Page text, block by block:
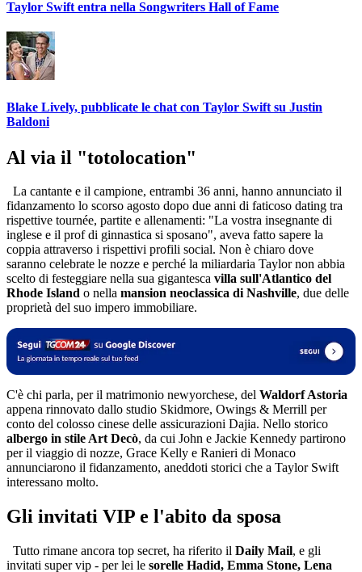
Taylor Swift entra nella Songwriters Hall of Fame
Blake Lively, pubblicate le chat con Taylor Swift su Justin
Baldoni
Al via il "totolocation"
La cantante e il campione, entrambi 36 anni, hanno annunciato il
fidanzamento lo scorso agosto dopo due anni di faticoso dating tra
rispettive tournée, partite e allenamenti: "La vostra insegnante di
inglese e il prof di ginnastica si sposano", aveva fatto sapere la
coppia attraverso i rispettivi profili social. Non è chiaro dove
saranno celebrate le nozze e perché la miliardaria Taylor non abbia
scelto di festeggiare nella sua gigantesca villa sull'Atlantico del
Rhode Island o nella mansion neoclassica di Nashville, due delle
proprietà del suo impero immobiliare.
C'è chi parla, per il matrimonio newyorchese, del Waldorf Astoria
appena rinnovato dallo studio Skidmore, Owings & Merrill per
conto del colosso cinese delle assicurazioni Dajia. Nello storico
albergo in stile Art Decò, da cui John e Jackie Kennedy partirono
per il viaggio di nozze, Grace Kelly e Ranieri di Monaco
annunciarono il fidanzamento, aneddoti storici che a Taylor Swift
interessano molto.
Gli invitati VIP e l'abito da sposa
Tutto rimane ancora top secret, ha riferito il Daily Mail, e gli
invitati super vip - per lei le sorelle Hadid, Emma Stone, Lena